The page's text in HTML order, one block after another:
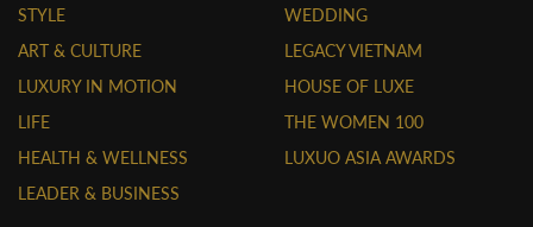
STYLE
ART & CULTURE
LUXURY IN MOTION
LIFE
HEALTH & WELLNESS
LEADER & BUSINESS
WEDDING
LEGACY VIETNAM
HOUSE OF LUXE
THE WOMEN 100
LUXUO ASIA AWARDS